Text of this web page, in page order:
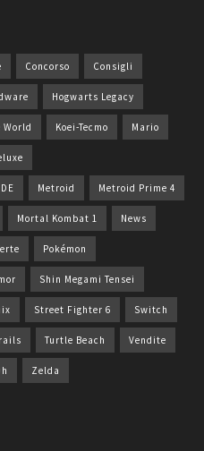
Concorso Consigli
Hogwarts Legacy
World Koei-Tecmo Mario
Metroid Metroid Prime 4
Mortal Kombat 1 News
Pokémon
Shin Megami Tensei
Street Fighter 6 Switch
Turtle Beach Vendite
Zelda